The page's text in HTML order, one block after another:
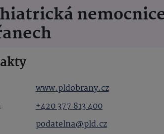
www.pldobrany.cz
+420 377 813 400
podatelna@pld.cz